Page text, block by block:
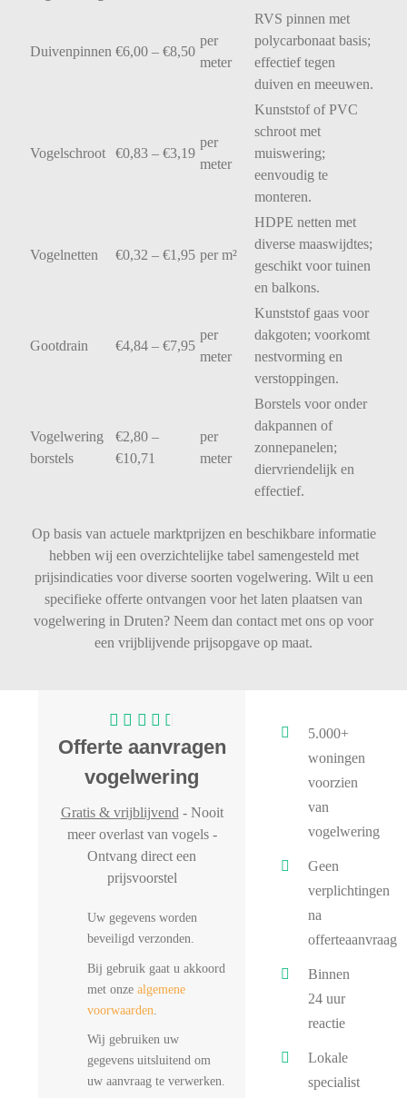
Duivenpinnen €6,00 – €8,50
per
meter
RVS pinnen met
polycarbonaat basis;
effectieftegen
duiven en meeuwen.
Vogelschroot €0,83 – €3,19
per
meter
KunststofofPVC
schroot met
muiswering;
eenvoudig te
monteren.
Vogelnetten €0,32 – €1,95 per m²
HDPE netten met
diverse maaswijdtes;
geschikt voor tuinen
en balkons.
Gootdrain €4,84 – €7,95
per
meter
Kunststof gaas voor
dakgoten; voorkomt
nestvorming en
verstoppingen.
Vogelwering
borstels
€2,80 –
€10,71
per
meter
Borstels voor onder
dakpannen of
zonnepanelen;
diervriendelijk en
effectief.
Op basis van actuele marktprijzen en beschikbare informatie
hebben wij een overzichtelijke tabel samengesteld met
prijsindicaties voor diverse soorten vogelwering. Wilt u een
specifieke offerte ontvangen voor het laten plaatsen van
vogelwering in Druten? Neem dan contact met ons op voor
een vrijblijvende prijsopgave op maat.
Offerte aanvragen
vogelwering
Gratis & vrijblijvend - Nooit
meer overlast van vogels -
Ontvang direct een
prijsvoorstel
Uw gegevens worden
beveiligd verzonden.
Bij gebruik gaat u akkoord
met onze algemene
voorwaarden
Wij gebruiken uw
gegevens uitsluitend om
uw aanvraag te verwerken.
5.000+
woningen
voorzien
van
vogelwering
Geen
verplichtingen
na
offerteaanvraag
Binnen
24 uur
reactie
Lokale
specialist